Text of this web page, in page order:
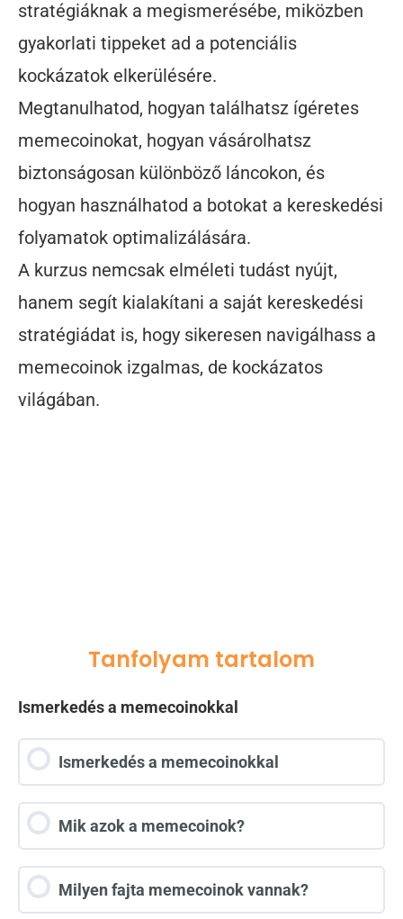
stratégiáknak a megismerésébe, miközben
gyakorlati tippeket ad a potenciális
kockázatok elkerülésére.
Megtanulhatod, hogyan találhatsz ígéretes
memecoinokat, hogyan vásárolhatsz
biztonságosan különböző láncokon, és
hogyan használhatod a botokat a kereskedési
folyamatok optimalizálására.
A kurzus nemcsak elméleti tudást nyújt,
hanem segít kialakítani a saját kereskedési
stratégiádat is, hogy sikeresen navigálhass a
memecoinok izgalmas, de kockázatos
világában.
Tanfolyam tartalom
Ismerkedés a memecoinokkal
Ismerkedés a memecoinokkal
Mik azok a memecoinok?
Milyen fajta memecoinok vannak?